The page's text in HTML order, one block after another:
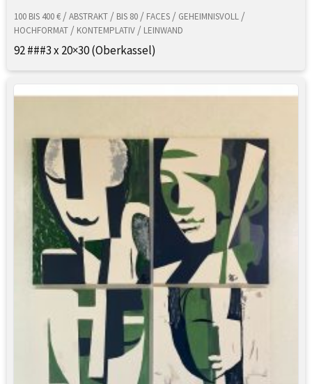
100 BIS 400 € /ABSTRAKT / BIS 80 / FACES / GEHEIMNISVOLL /
HOCHFORMAT / KONTEMPLATIV / LEINWAND
92 ###3 x 20×30 (Oberkassel)